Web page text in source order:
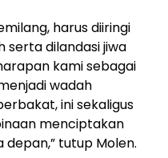
harus diiringi
serta dilandasi jiwa
kami sebagai
wadah
ini sekaligus
menciptakan
tutup Molen.